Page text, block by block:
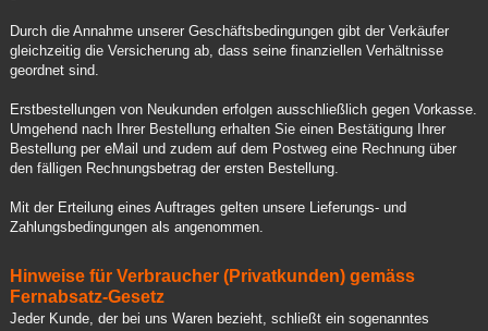
Durch die Annahme unserer Geschäftsbedingungen gibt der Verkäufer
gleichzeitig die Versicherung ab, dass seine finanziellen Verhältnisse
geordnet sind.
Erstbestellungen von Neukunden erfolgen ausschließlich gegen Vorkasse.
Umgehend nach Ihrer Bestellung erhalten Sie einen Bestätigung Ihrer
Bestellung per eMail und zudem auf dem Postweg eine Rechnung über
den fälligen Rechnungsbetrag der ersten Bestellung.
Mit der Erteilung eines Auftrages gelten unsere Lieferungs- und
Zahlungsbedingungen als angenommen.
Hinweise für Verbraucher (Privatkunden) gemäss
Fernabsatz-Gesetz
Jeder Kunde, der bei uns Waren bezieht, schließt ein sogenanntes